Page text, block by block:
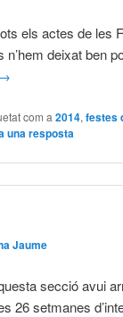
els actes de les
deixat ben
→
com a 2014,festes
una resposta
Jaume
secció avui
26 setmanes